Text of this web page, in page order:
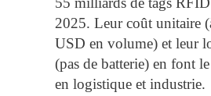
2025. Leur coût unitaire
USD en volume) et leur
(pas de batterie) en font
en logistique et industrie.